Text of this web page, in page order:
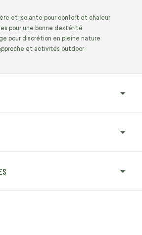
et isolante pour confort et chaleur
pour une bonne dextérité
pour discrétion en pleine nature
et activités outdoor